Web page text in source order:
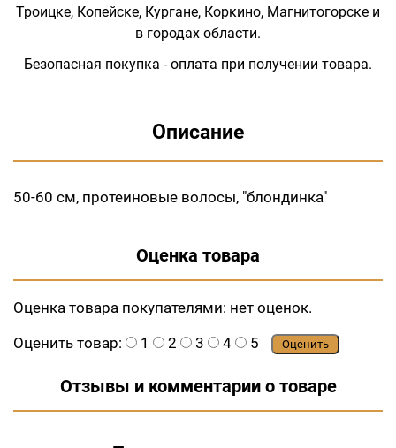
Троицке, Копейске, Кургане, Коркино, Магнитогорске и
в городах области.
Безопасная покупка - оплата при получении товара.
Описание
50-60 см, протеиновые волосы, "блондинка"
Оценка товара
Оценка товара покупателями: нет оценок.
Оценить товар:
1 2 3 4 5 Оценить
Отзывы и комментарии о товаре